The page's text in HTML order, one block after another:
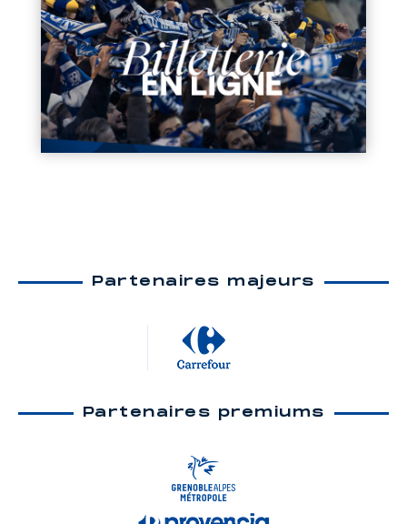
Partenaires majeurs
Partenaires premiums